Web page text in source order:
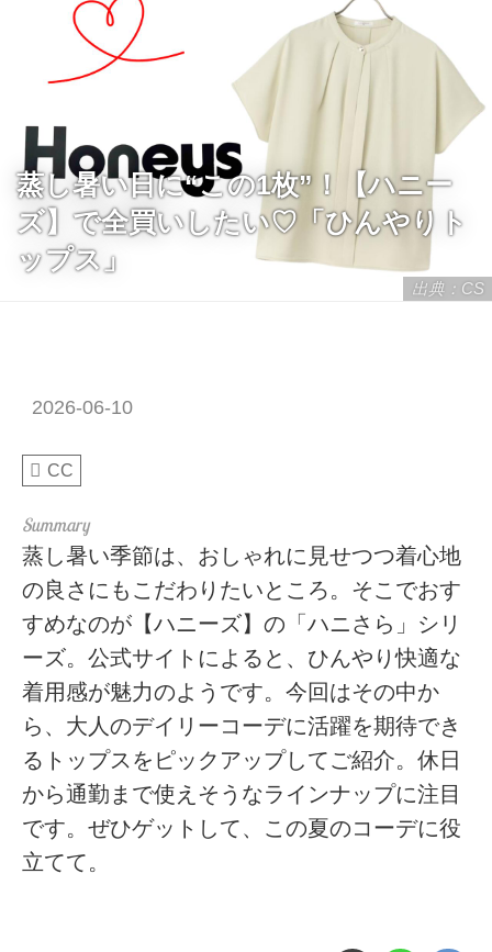
出典：CS
蒸し暑い日に“この1枚”！【ハニー
ズ】で全買いしたい♡「ひんやりト
ップス」
2026-06-10
CC
蒸し暑い季節は、おしゃれに見せつつ着心地
の良さにもこだわりたいところ。そこでおす
すめなのが【ハニーズ】の「ハニさら」シリ
ーズ。公式サイトによると、ひんやり快適な
着用感が魅力のようです。今回はその中か
ら、大人のデイリーコーデに活躍を期待でき
るトップスをピックアップしてご紹介。休日
から通勤まで使えそうなラインナップに注目
です。ぜひゲットして、この夏のコーデに役
立てて。